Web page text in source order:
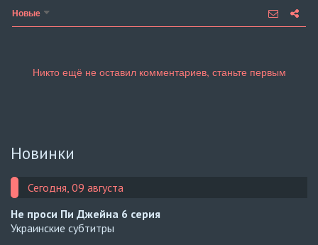
Новые
Новинки
Сегодня, 09 августа
Не проси Пи Джейна 6 серия
Украинские субтитры